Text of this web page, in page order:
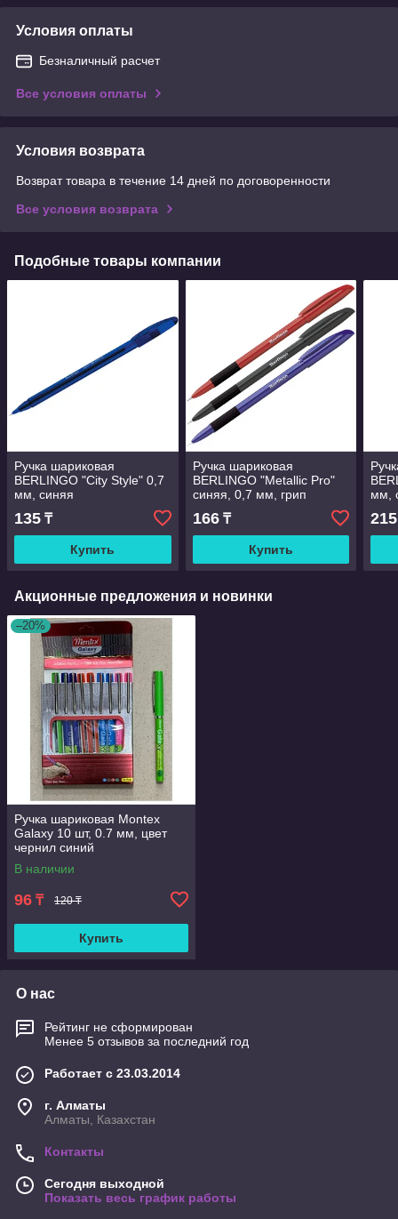
Условия оплаты
Безналичный расчет
Все условия оплаты
Условия возврата
Возврат товара в течение 14 дней по договоренности
Все условия возврата
Подобные товары компании
Ручка шариковая
BERLINGO "City Style" 0,7
мм, синяя
135 ₸
Купить
Ручка шариковая
BERLINGO "Metallic Pro"
синяя, 0,7 мм, грип
166₸
Купить
мм,
215
Акционные предложения и новинки
–20%
Ручка шариковая Montex
Galaxy 10 шт, 0.7 мм, цвет
чернил синий
В наличии
96 ₸ 120 ₸
Купить
О нас
Рейтинг не сформирован
Менее 5 отзывов за последний год
Работает с 23.03.2014
г. Алматы
Алматы, Казахстан
Контакты
Сегодня выходной
Показать весь график работы